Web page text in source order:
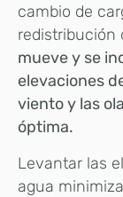
cambio de
redistribución
mueve y se
elevaciones
viento y las
óptima.
Levantar las
agua